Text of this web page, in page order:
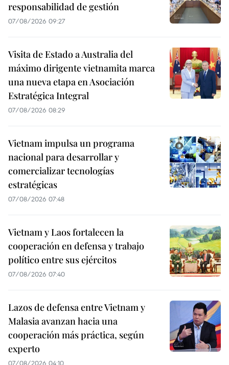
responsabilidad de gestión
07/08/2026 09:27
Visita de Estado a Australia del
máximo dirigente vietnamita marca
una nueva etapa en Asociación
Estratégica Integral
07/08/2026 08:29
Vietnam impulsa un programa
nacional para desarrollar y
comercializar tecnologías
estratégicas
07/08/2026 07:48
Vietnam y Laos fortalecen la
cooperación en defensa y trabajo
político entre sus ejércitos
07/08/2026 07:40
Lazos de defensa entre Vietnam y
Malasia avanzan hacia una
cooperación más práctica, según
experto
07/08/2026 04:10